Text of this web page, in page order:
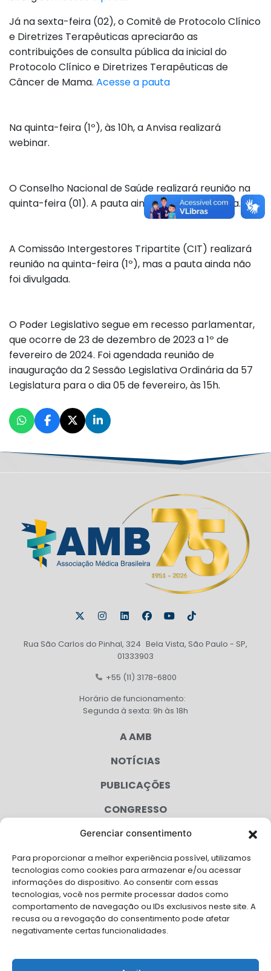
Gerenciar consentimento
Para proporcionar a melhor experiência possível, utilizamos
tecnologias como cookies para armazenar e/ou acessar
informações do dispositivo. Ao consentir com essas
tecnologias, você nos permite processar dados como
comportamento de navegação ou IDs exclusivos neste site. A
recusa ou a revogação do consentimento pode afetar
negativamente certas funcionalidades.
Já na sexta-feira (02), o Comitê de Protocolo Clínico
e Diretrizes Terapêuticas apreciarão as
contribuições de consulta pública da inicial do
Protocolo Clínico e Diretrizes Terapêuticas de
Câncer de Mama. Acesse a pauta
Na quinta-feira (1º), às 10h, a Anvisa realizará
webinar.
O Conselho Nacional de Saúde realizará reunião na
quinta-feira (01). A pauta ainda não foi divulgada.
A Comissão Intergestores Tripartite (CIT) realizará
reunião na quinta-feira (1º), mas a pauta ainda não
foi divulgada.
O Poder Legislativo segue em recesso parlamentar,
que ocorre de 23 de dezembro de 2023 a 1º de
fevereiro de 2024. Foi agendada reunião de
inauguração da 2 Sessão Legislativa Ordinária da 57
Legislatura para o dia 05 de fevereiro, às 15h.
Rua São Carlos do Pinhal, 324 Bela Vista, São Paulo - SP,
01333903
+55 (11) 3178-6800
Horário de funcionamento:
Segunda à sexta: 9h às 18h
A AMB
NOTÍCIAS
PUBLICAÇÕES
CONGRESSO
AGENDA
CAMPANHAS
SERVIÇOS
FILIADAS
LGPD
FALE CONOSCO